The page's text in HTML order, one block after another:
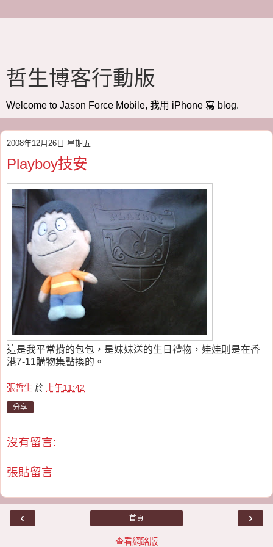
哲生博客行動版
Welcome to Jason Force Mobile, 我用 iPhone 寫 blog.
2008年12月26日 星期五
Playboy技安
這是我平常揹的包包，是妹妹送的生日禮物，娃娃則是在香
港7-11購物集點換的。
張哲生 於 上午11:42
分享
沒有留言:
張貼留言
‹ ›
首頁
查看網路版